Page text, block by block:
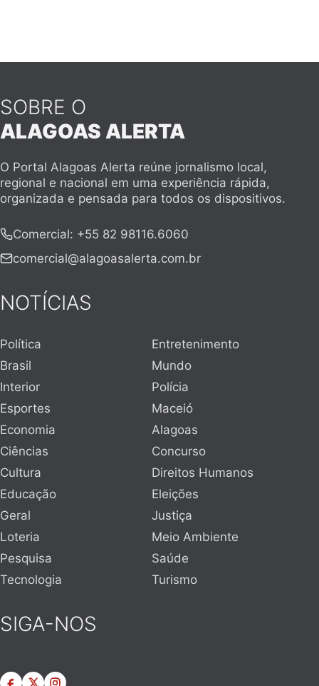
SOBRE O
ALAGOAS ALERTA
O Portal Alagoas Alerta reúne jornalismo local,
regional e nacional em uma experiência rápida,
organizada e pensada para todos os dispositivos.
Comercial: +55 82 98116.6060
comercial@alagoasalerta.com.br
NOTÍCIAS
Política
Entretenimento
Brasil
Mundo
Interior
Polícia
Esportes
Maceió
Economia
Alagoas
Ciências
Concurso
Cultura
Direitos Humanos
Educação
Eleições
Geral
Justiça
Loteria
Meio Ambiente
Pesquisa
Saúde
Tecnologia
Turismo
SIGA-NOS